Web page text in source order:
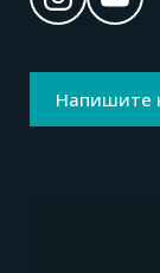
Напишите